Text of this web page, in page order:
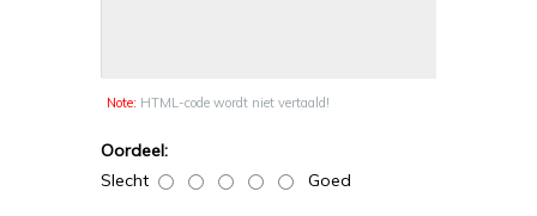
Note: HTML-code wordt niet vertaald!
Oordeel:
Slecht
Goed